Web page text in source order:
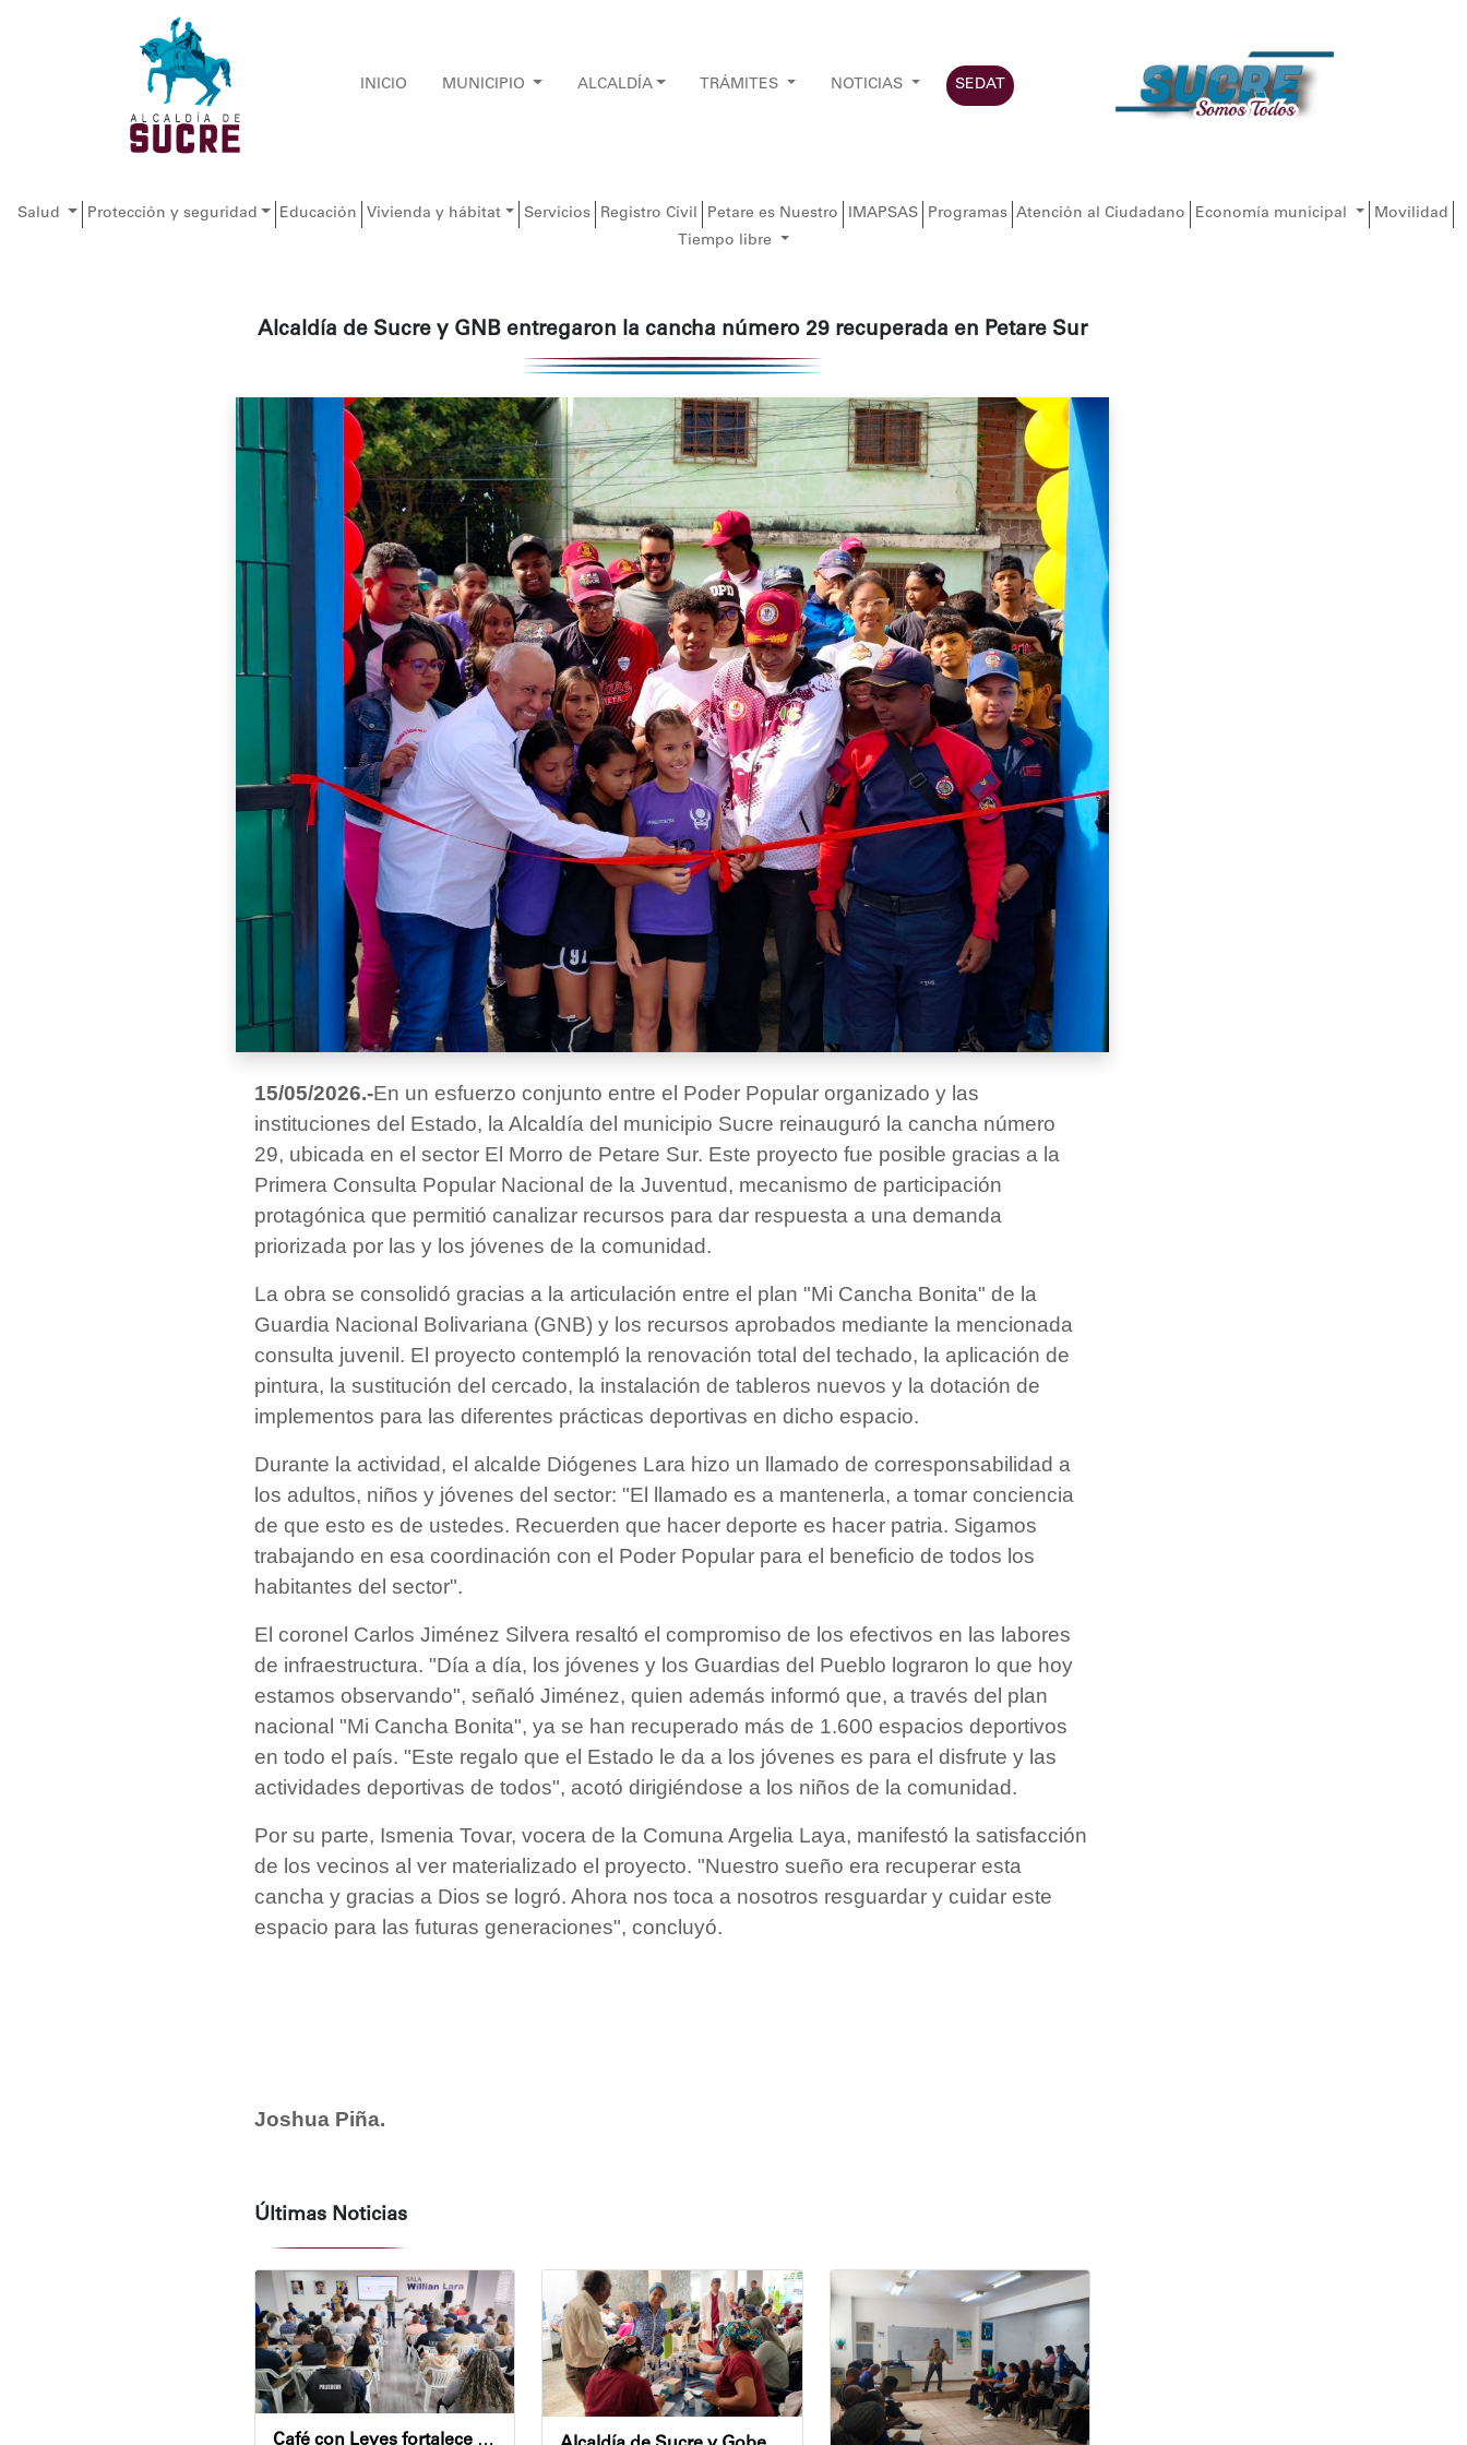
INICIO MUNICIPIO ALCALDÍA TRÁMITES NOTICIAS SEDAT
Salud Protección y seguridad Educación Vivienda y hábitat Servicios Registro Civil Petare es Nuestro IMAPSAS Programas Atención al Ciudadano Economía municipal
Movilidad
Tiempo libre
Alcaldía de Sucre y GNB entregaron la cancha número 29 recuperada en Petare Sur
15/05/2026.-En un esfuerzo conjunto entre el Poder Popular organizado y las
instituciones del Estado, la Alcaldía del municipio Sucre reinauguró la cancha número
29, ubicada en el sector El Morro de Petare Sur. Este proyecto fue posible gracias a la
Primera Consulta Popular Nacional de la Juventud, mecanismo de participación
protagónica que permitió canalizar recursos para dar respuesta a una demanda
priorizada por las y los jóvenes de la comunidad.
La obra se consolidó gracias a la articulación entre el plan "Mi Cancha Bonita" de la
Guardia Nacional Bolivariana (GNB) y los recursos aprobados mediante la mencionada
consulta juvenil. El proyecto contempló la renovación total del techado, la aplicación de
pintura, la sustitución del cercado, la instalación de tableros nuevos y la dotación de
implementos para las diferentes prácticas deportivas en dicho espacio.
Durante la actividad, el alcalde Diógenes Lara hizo un llamado de corresponsabilidad a
los adultos, niños y jóvenes del sector: "El llamado es a mantenerla, a tomar conciencia
de que esto es de ustedes. Recuerden que hacer deporte es hacer patria. Sigamos
trabajando en esa coordinación con el Poder Popular para el beneficio de todos los
habitantes del sector".
El coronel Carlos Jiménez Silvera resaltó el compromiso de los efectivos en las labores
de infraestructura. "Día a día, los jóvenes y los Guardias del Pueblo lograron lo que hoy
estamos observando", señaló Jiménez, quien además informó que, a través del plan
nacional "Mi Cancha Bonita", ya se han recuperado más de 1.600 espacios deportivos
en todo el país. "Este regalo que el Estado le da a los jóvenes es para el disfrute y las
actividades deportivas de todos", acotó dirigiéndose a los niños de la comunidad.
Por su parte, Ismenia Tovar, vocera de la Comuna Argelia Laya, manifestó la satisfacción
de los vecinos al ver materializado el proyecto. "Nuestro sueño era recuperar esta
cancha y gracias a Dios se logró. Ahora nos toca a nosotros resguardar y cuidar este
espacio para las futuras generaciones", concluyó.
Joshua Piña.
Últimas Noticias
Café con Leyes fortalece el análisis jurídico y constitucional en el municipio Sucre